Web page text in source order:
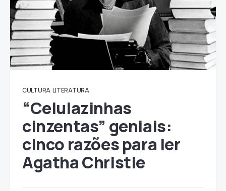
CULTURA LITERATURA
“Celulazinhas
cinzentas” geniais:
cinco razões para ler
Agatha Christie